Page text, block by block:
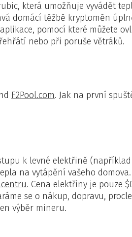
která umožňuje vyvádět
domácí těžbě kryptoměn
pomocí které můžete
nebo při poruše větráků.
F2Pool.com. Jak na první
k levné elektřině
na vytápění vašeho domova.
. Cena elektřiny je pouze
se o nákup, dopravu,
výběr mineru.